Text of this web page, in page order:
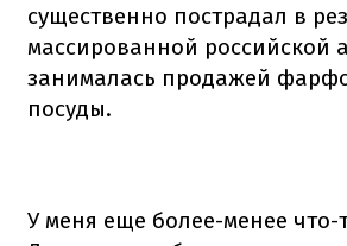
существенно пострадал в
массированной российской
занималась продажей
посуды.
У меня еще более-менее что-